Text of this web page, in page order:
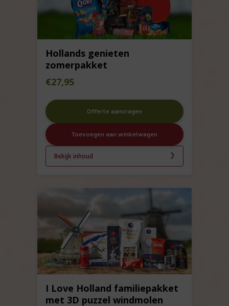
Hollands genieten
zomerpakket
€27,95
Offerte aanvragen
Toevoegen aan winkelwagen
Bekijk inhoud
I Love Holland familiepakket
met 3D puzzel windmolen